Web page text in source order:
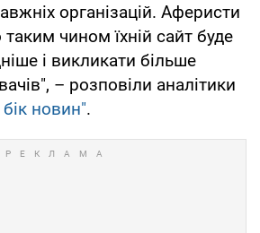
організацій. Аферисти
чином їхній сайт буде
і викликати більше
– розповіли аналітики
новин".